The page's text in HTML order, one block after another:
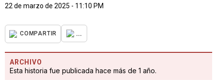
22 de marzo de 2025 - 11:10 PM
COMPARTIR ...
ARCHIVO
Esta historia fue publicada hace más de 1 año.